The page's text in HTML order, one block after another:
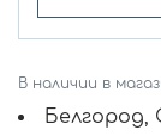
В наличии в